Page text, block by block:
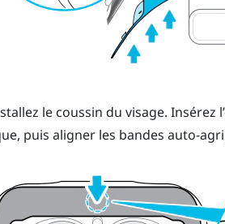
le coussin du visage.
puis aligner les bandes auto-